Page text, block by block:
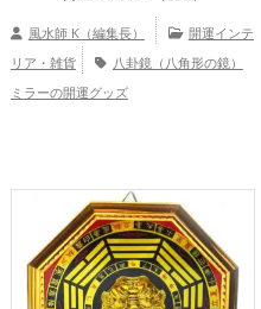
風水師 K（編集長）
開運インテ
リア・雑貨
八卦鏡（八角形の鏡）
ミラーの開運グッズ